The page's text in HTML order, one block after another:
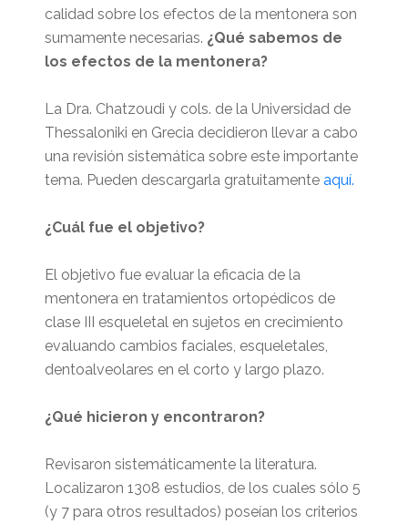
calidad sobre los efectos de la mentonera son
sumamente necesarias. ¿Qué sabemos de
los efectos de la mentonera?
La Dra. Chatzoudi y cols. de la Universidad de
Thessaloniki en Grecia decidieron llevar a cabo
una revisión sistemática sobre este importante
tema. Pueden descargarla gratuitamente aquí.
¿Cuál fue el objetivo?
El objetivo fue evaluar la eficacia de la
mentonera en tratamientos ortopédicos de
clase III esqueletal en sujetos en crecimiento
evaluando cambios faciales, esqueletales,
dentoalveolares en el corto y largo plazo.
¿Qué hicieron y encontraron?
Revisaron sistemáticamente la literatura.
Localizaron 1308 estudios, de los cuales sólo 5
(y 7 para otros resultados) poseían los criterios